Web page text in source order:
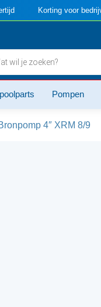
Korting voor
Pompen
4″ XRM 8/9